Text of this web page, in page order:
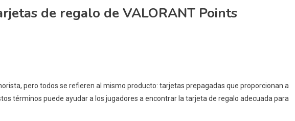
de regalo de VALORANT Points
pero todos se refieren al mismo producto: tarjetas prepagadas que proporcionan a
términos puede ayudar a los jugadores a encontrar la tarjeta de regalo adecuada para